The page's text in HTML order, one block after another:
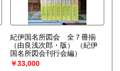
紀伊国名所図会 全７冊揃
（由良浅次郎・版）
（紀伊
国名所図会刊行会編）
￥33,000